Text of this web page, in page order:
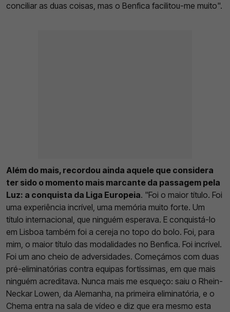
conciliar as duas coisas, mas o Benfica facilitou-me muito".
Além do mais, recordou ainda aquele que considera
ter sido o momento mais marcante da passagem pela
Luz: a conquista da Liga Europeia. "Foi o maior título. Foi
uma experiência incrível, uma memória muito forte. Um
título internacional, que ninguém esperava. E conquistá-lo
em Lisboa também foi a cereja no topo do bolo. Foi, para
mim, o maior título das modalidades no Benfica. Foi incrível.
Foi um ano cheio de adversidades. Começámos com duas
pré-eliminatórias contra equipas fortíssimas, em que mais
ninguém acreditava. Nunca mais me esqueço: saiu o Rhein-
Neckar Lowen, da Alemanha, na primeira eliminatória, e o
Chema entra na sala de vídeo e diz que era mesmo esta